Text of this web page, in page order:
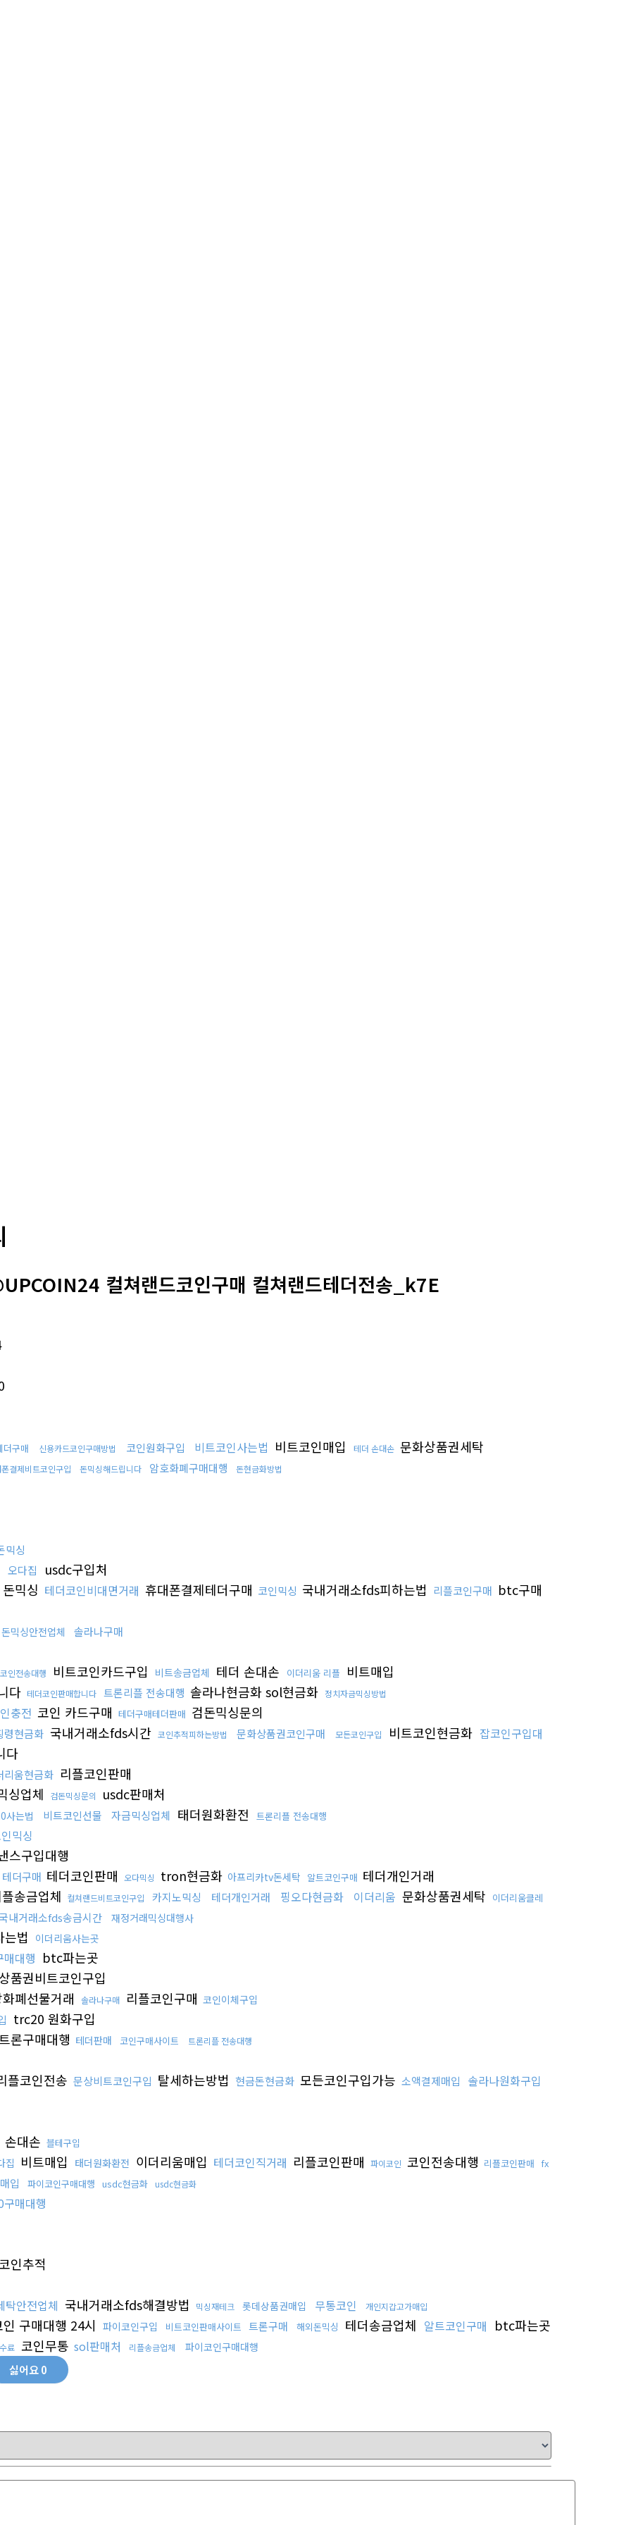
컬쳐랜드코인구매 컬쳐랜드테더전송_k7E
더구매 신용카드코인구매방법 코인원화구입 비트코인사는법 비트코인매입 테더 손대손 문화상품권세탁
결제비트코인구입 돈믹싱해드립니다 암호화폐구매대행 돈현금화방법
믹싱
오다집
usdc구입처
돈믹싱 테더코인비대면거래 휴대폰결제테더구매 코인믹싱 국내거래소fds피하는법 리플코인구매 btc구매
돈믹싱안전업체 솔라나구매
인전송대행 비트코인카드구입 비트송금업체 테더 손대손 이더리움 리플
비트매입
다 테더코인판매합니다 트론리플 전송대행 솔라나현금화 sol현금화 정치자금믹싱방법
충전 코인 카드구매 테더구매테더판매 검돈믹싱문의
령현금화 국내거래소fds시간 코인추적피하는방법 문화상품권코인구매 모든코인구입 비트코인현금화 잡코인구입대
다
리움현금화 리플코인판매
싱업체
검돈믹싱문의 usdc판매처
사는법 비트코인선물 자금믹싱업체 태더원화환전 트론리플 전송대행
믹싱
스구입대행
테더구매 테더코인판매 오다믹싱 tron현금화 아프리카tv돈세탁 알트코인구매 테더개인거래
송금업체 컬쳐랜드비트코인구입 카지노믹싱 테더개인거래 핑오다현금화 이더리움 문화상품권세탁 이더리움클레
내거래소fds송금시간 재정거래믹싱대행사
법 이더리움사는곳
대행 btc파는곳
품권비트코인구입
폐선물거래
솔라나구매 리플코인구매 코인이체구입
trc20 원화구입
론구매대행 테더판매 코인구매사이트 트론리플 전송대행
플코인전송 문상비트코인구입 탈세하는방법 현금돈현금화 모든코인구입가능 소액결제매입 솔라나원화구입
대손 블테구입
집 비트매입 태더원화환전 이더리움매입 테더코인직거래 리플코인판매 파이코인 코인전송대행 리플코인판매 fx
입 파이코인구매대행 usdc현금화 usdc현금화
매대행
인추적
탁안전업체 국내거래소fds해결방법 믹싱재테크 롯데상품권매입 무통코인 개인지갑고가매입
구매대행 24시 파이코인구입 비트코인판매사이트 트론구매 해외돈믹싱 테더송금업체 알트코인구매 btc파는곳
료 코인무통 sol판매처 리플송금업체 파이코인구매대행
싫어요0